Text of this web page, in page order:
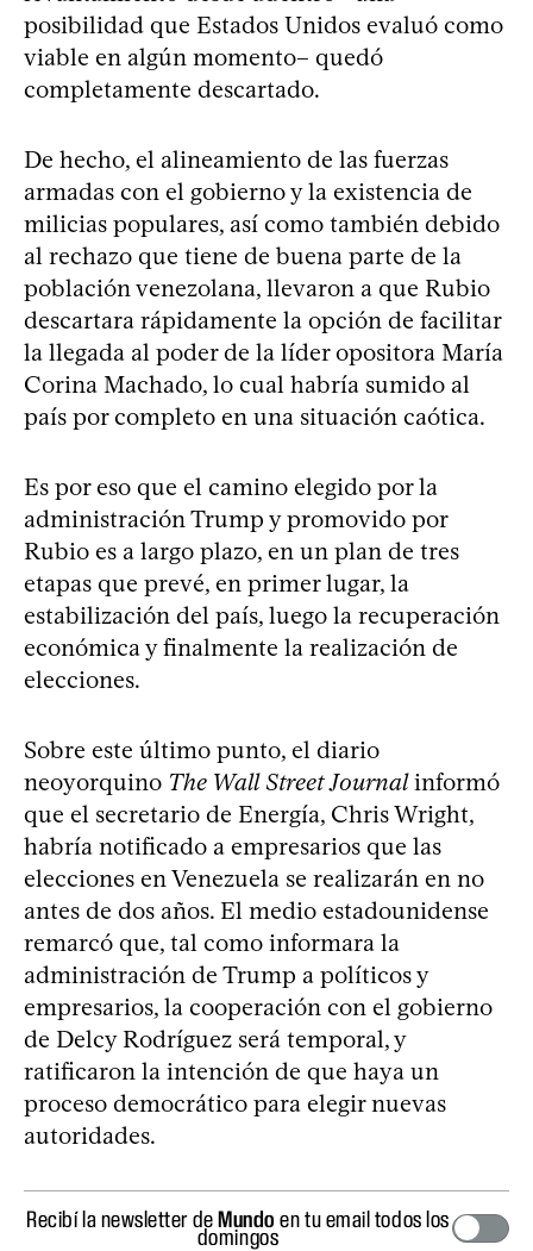
posibilidad que Estados Unidos evaluó como
viable en algún momento– quedó
completamente descartado.
De hecho, el alineamiento de las fuerzas
armadas con el gobierno y la existencia de
milicias populares, así como también debido
al rechazo que tiene de buena parte de la
población venezolana, llevaron a que Rubio
descartara rápidamente la opción de facilitar
la llegada al poder de la líder opositora María
Corina Machado, lo cual habría sumido al
país por completo en una situación caótica.
Es por eso que el camino elegido por la
administración Trump y promovido por
Rubio es a largo plazo, en un plan de tres
etapas que prevé, en primer lugar, la
estabilización del país, luego la recuperación
económica y finalmente la realización de
elecciones.
Sobre este último punto, el diario
neoyorquino The Wall Street Journalinformó
que el secretario de Energía, Chris Wright,
habría notificado a empresarios que las
elecciones en Venezuela se realizarán en no
antes de dos años. El medio estadounidense
remarcó que, tal como informara la
administración de Trump a políticos y
empresarios, la cooperación con el gobierno
de Delcy Rodríguez será temporal, y
ratificaron la intención de que haya un
proceso democrático para elegir nuevas
autoridades.
Recibí la newsletter deMundo en tu email todos los
domingos